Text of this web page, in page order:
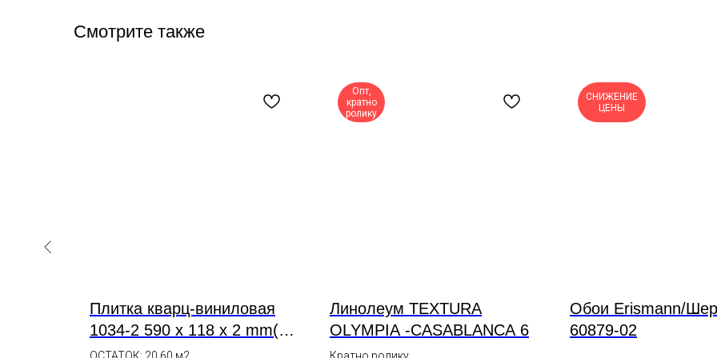
Смотрите также
Плитка кварц-виниловая
1034-2 590 x 118 x 2 mm(37
шт/2,576м2)
Опт,
кратно
ролику
Линолеум TEXTURA
OLYMPIA -CASABLANCA 6
СНИЖЕНИЕ
ЦЕНЫ
Обои Erismann/
60879-02